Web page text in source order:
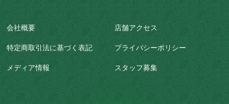
会社概要 店舗アクセス
特定商取引法に基づく表記 プライバシーポリシー
メディア情報 スタッフ募集